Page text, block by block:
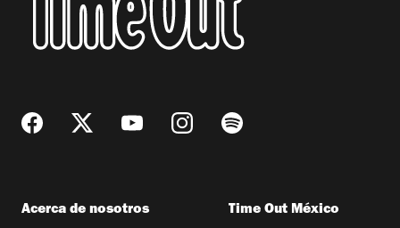
Acerca de nosotros Time Out México